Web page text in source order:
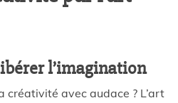
l’imagination
créativité avec audace ? L’art